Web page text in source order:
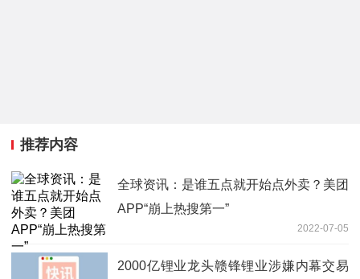
推荐内容
全球资讯：是谁五点就开始点外卖？美团
APP“崩上热搜第一”
2022-07-05
2000亿锂业龙头赣锋锂业涉嫌内幕交易